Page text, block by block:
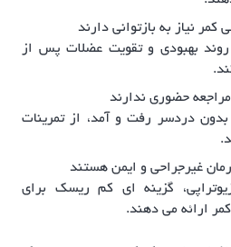
نیاز به بازتوانی دارند
روند بهبودی و تقویت عضلات پس از
مراجعه حضوری ندارند
بدون دردسر رفت و آمد، از تمرینات
غیرجراحی و ایمن هستند
گزینه ای کم ریسک برای
ارائه می دهند.